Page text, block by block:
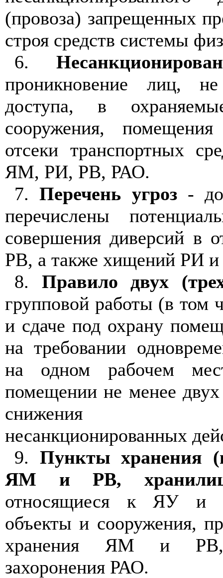
(провоза) запрещенных
строя средств системы
6.
проникновение лиц,
доступа, в
сооружения,
отсеки транспортных
ЯМ, РИ, РВ, РАО.
7.Перечень угроз-
перечислены
совершения диверсий
РВ, а также хищений РИ
8. Правило двух
групповой работы (в том
и сдаче под охрану
на требовании
на одном рабочем
помещении не менее двух
снижения
несанкционированных
9. Пункты хранения
ЯМ и РВ,
относящиеся к ЯУ и
объекты и сооружения,
хранения ЯМ и РВ,
захоронения РАО.